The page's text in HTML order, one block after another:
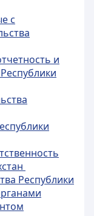
с
и
Республики